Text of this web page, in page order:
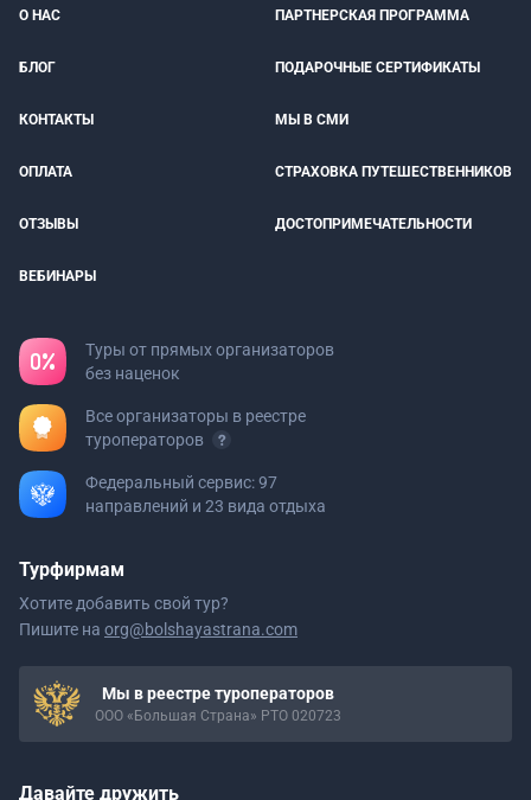
О НАС ПАРТНЕРСКАЯ ПРОГРАММА
БЛОГ ПОДАРОЧНЫЕ СЕРТИФИКАТЫ
КОНТАКТЫ МЫ В СМИ
ОПЛАТА СТРАХОВКА ПУТЕШЕСТВЕННИКОВ
ОТЗЫВЫ ДОСТОПРИМЕЧАТЕЛЬНОСТИ
ВЕБИНАРЫ
Туры от прямых организаторов
без наценок
Все организаторы в реестре
туроператоров
Федеральный сервис: 97
направлений и 23 вида отдыха
Турфирмам
Хотите добавить свой тур?
Пишите на org@bolshayastrana.com
Мы в реестре туроператоров
ООО «Большая Страна» РТО 020723
Давайте дружить